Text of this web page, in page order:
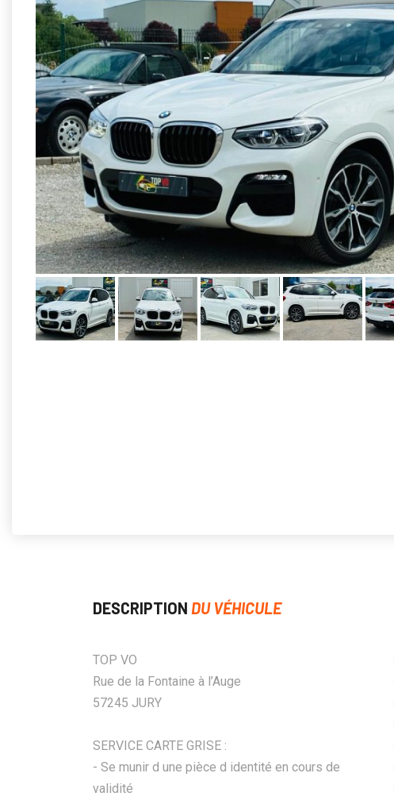
DESCRIPTION DU VÉHICULE
TOP VO
Rue de la Fontaine à l’Auge
57245 JURY
SERVICE CARTE GRISE :
- Se munir d une pièce d identité en cours de
validité